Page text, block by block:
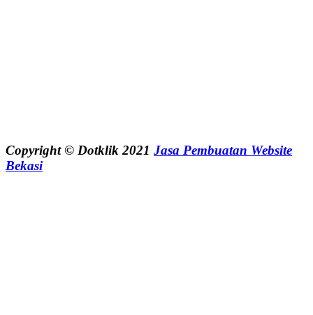
Copyright © Dotklik 2021 Jasa Pembuatan Website
Bekasi